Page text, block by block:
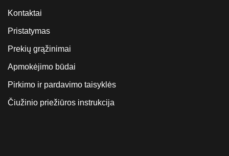
Kontaktai
Pristatymas
Prekių grąžinimai
Apmokėjimo būdai
Pirkimo ir pardavimo taisyklės
Čiužinio priežiūros instrukcija